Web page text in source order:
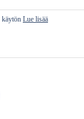
käytön Lue lisää